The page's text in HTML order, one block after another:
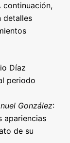
continuación,
detalles
Díaz
periodo
González:
apariencias
de su